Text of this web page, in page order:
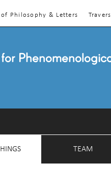
Philosophy & Letters
TEAM